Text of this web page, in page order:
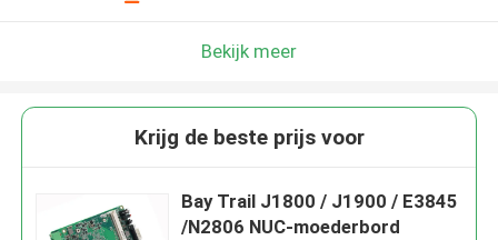
Bekijk meer
Krijg de beste prijs voor
Bay Trail J1800 / J1900 / E3845
/N2806 NUC-moederbord